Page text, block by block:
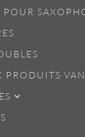
POUR
PRODUITS